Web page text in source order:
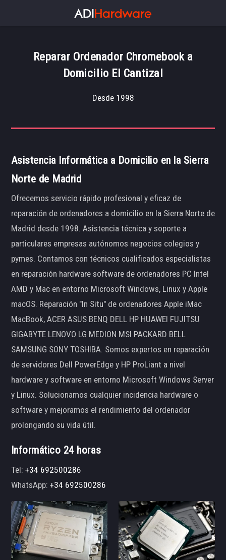
Reparar Ordenador Chromebook a
Domicilio El Cantizal
Desde 1998
Asistencia Informática a Domicilio en la Sierra
Norte de Madrid
Ofrecemos servicio rápido profesional y eficaz de
reparación de ordenadores a domicilio en la Sierra Norte de
Madrid desde 1998. Asistencia técnica y soporte a
particulares empresas autónomos negocios colegios y
pymes. Contamos con técnicos cualificados especialistas
en reparación hardware software de ordenadores PC Intel
AMD y Mac en entorno Microsoft Windows, Linux y Apple
macOS. Reparación "In Situ" de ordenadores Apple iMac
MacBook, ACER ASUS BENQ DELL HP HUAWEI FUJITSU
GIGABYTE LENOVO LG MEDION MSI PACKARD BELL
SAMSUNG SONY TOSHIBA. Somos expertos en reparación
de servidores Dell PowerEdge y HP ProLiant a nivel
hardware y software en entorno Microsoft Windows Server
y Linux. Solucionamos cualquier incidencia hardware o
software y mejoramos el rendimiento del ordenador
prolongando su vida útil.
Informático 24 horas
Tel:+34 692500286
WhatsApp:+34 692500286